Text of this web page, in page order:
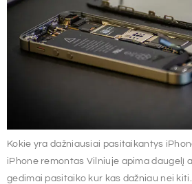
Kokie yra dažniausiai pasitaikantys
iPhone remontas Vilniuje apima daugelį
gedimai pasitaiko kur kas dažniau nei